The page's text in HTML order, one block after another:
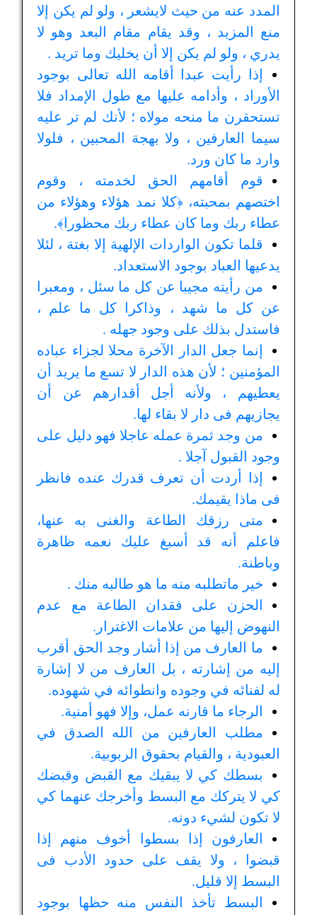
المدد عنه من حيث لايشعر ، ولو لم يكن إلا
منع المزيد ، وقد يقام مقام البعد وهو لا
يدري ، ولو لم يكن إلا أن يخليك وما تريد .
إذا رأيت عبدا أقامه الله تعالى بوجود
الأوراد ، وأدامه عليها مع طول الإمداد فلا
تستحقرن ما منحه مولاه ؛ لأنك لم تر عليه
سيما العارفين ، ولا بهجة المحبين ، فلولا
وارد ما كان ورد.
قوم أقامهم الحق لخدمته ، وقوم
اختصهم بمحبته، ﴿كلا نمد هؤلاء وهؤلاء من
عطاء ربك وما كان عطاء ربك محظورا﴾.
قلما تكون الواردات الإلهية إلا بغتة ، لئلا
يدعيها العباد بوجود الاستعداد.
من رأيته مجيبا عن كل ما سئل ، ومعبرا
عن كل ما شهد ، وذاكرا كل ما علم ،
فاستدل بذلك على وجود جهله .
إنما جعل الدار الآخرة محلا لجزاء عباده
المؤمنين ؛ لأن هذه الدار لا تسع ما يريد أن
يعطيهم ، ولأنه أجل أقدارهم عن أن
يجازيهم فى دار لا بقاء لها.
من وجد ثمرة عمله عاجلا فهو دليل على
وجود القبول آجلا .
إذا أردت أن تعرف قدرك عنده فانظر
فى ماذا يقيمك.
متى رزقك الطاعة والغنى به عنها،
فاعلم أنه قد أسبغ عليك نعمه ظاهرة
وباطنة.
خير ماتطلبه منه ما هو طالبه منك .
الحزن على فقدان الطاعة مع عدم
النهوض إليها من علامات الاغترار.
ما العارف من إذا أشار وجد الحق أقرب
إليه من إشارته ، بل العارف من لا إشارة
له لفنائه في وجوده وانطوائه في شهوده.
الرجاء ما قارنه عمل، وإلا فهو أمنية.
مطلب العارفين من الله الصدق في
العبودية ، والقيام بحقوق الربوبية.
بسطك كي لا يبقيك مع القبض وقبضك
كي لا يتركك مع البسط وأخرجك عنهما كي
لا تكون لشيء دونه.
العارفون إذا بسطوا أخوف منهم إذا
قبضوا ، ولا يقف على حدود الأدب فى
البسط إلا قليل.
البسط تأخذ النفس منه حظها بوجود